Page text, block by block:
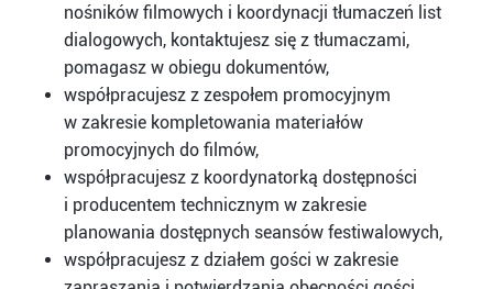
nośników filmowych i koordynacji tłumaczeń list
dialogowych, kontaktujesz się z tłumaczami,
pomagasz w obiegu dokumentów,
współpracujesz z zespołem promocyjnym
w zakresie kompletowania materiałów
promocyjnych do filmów,
współpracujesz z koordynatorką dostępności
i producentem technicznym w zakresie
planowania dostępnych seansów festiwalowych,
współpracujesz z działem gości w zakresie